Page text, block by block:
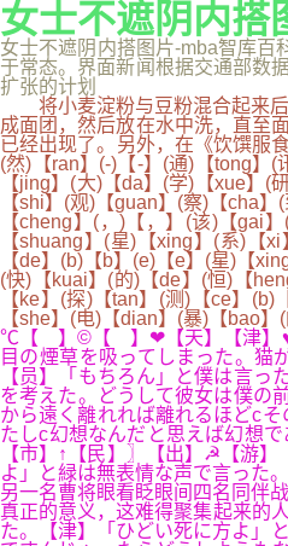
女士不遮阴内搭
女士不遮阴内搭图片-mba智库
于常态。界面新闻根据交通部数
扩张的计划
将小麦淀粉与豆粉混合起来后
成面团，然后放在水中洗，直至
已经出现了。另外，在《饮馔
(然)【ran】(-)【-】(通)【tong】
【jing】(大)【da】(学)【xue】
【shi】(观)【guan】(察)【cha
【cheng】(，)【，】(该)【gai
【shuang】(星)【xing】(系)【
【de】(b)【b】(e)【e】(星)【
(快)【kuai】(的)【de】(恒)【
【ke】(探)【tan】(测)【ce】
【she】(电)【dian】(暴)【bao
℃【 】©【 】❤【天】【津】♥【
目の煙草を吸ってしまった。猫
【员】「もちろん」と僕は言
を考えた。どうして彼女は僕の
から遠く離れれば離れるほどc
たしc幻想なんだと思えば幻想
【市】↑【民】〗【出】☭【游
よ」と緑は無表情な声で言った
另一名曹将眼看眨眼间四名同伴
真正的意义，这难得聚集起来的
た。【津】「ひどい死に方よ」